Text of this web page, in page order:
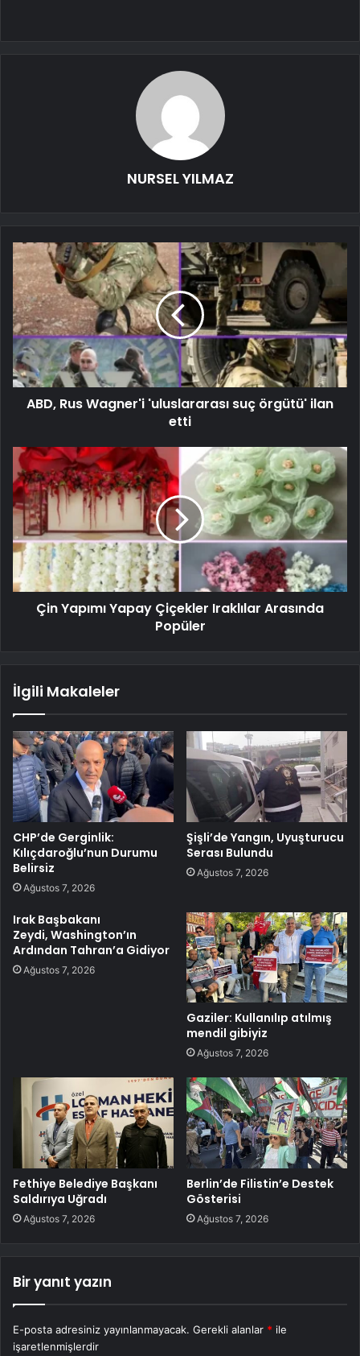
NURSEL YILMAZ
ABD, Rus Wagner'i 'uluslararası suç örgütü' ilan
etti
Çin Yapımı Yapay Çiçekler Iraklılar Arasında
Popüler
İlgili Makaleler
CHP’de Gerginlik:
Kılıçdaroğlu’nun Durumu
Belirsiz
Ağustos 7, 2026
Şişli’de Yangın, Uyuşturucu
Serası Bulundu
Ağustos 7, 2026
Irak Başbakanı
Zeydi, Washington’ın
Ardından Tahran’a Gidiyor
Ağustos 7, 2026
Gaziler: Kullanılıp atılmış
mendil gibiyiz
Ağustos 7, 2026
Fethiye Belediye Başkanı
Saldırıya Uğradı
Ağustos 7, 2026
Berlin’de Filistin’e Destek
Gösterisi
Ağustos 7, 2026
Bir yanıt yazın
E-posta adresiniz yayınlanmayacak. Gerekli alanlar * ile
işaretlenmişlerdir